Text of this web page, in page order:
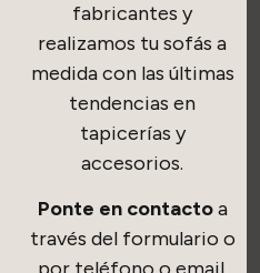
fabricantes y
realizamos tu sofás a
medida con las últimas
tendencias en
tapicerías y
accesorios.
Ponte en contactoa
través del formulario o